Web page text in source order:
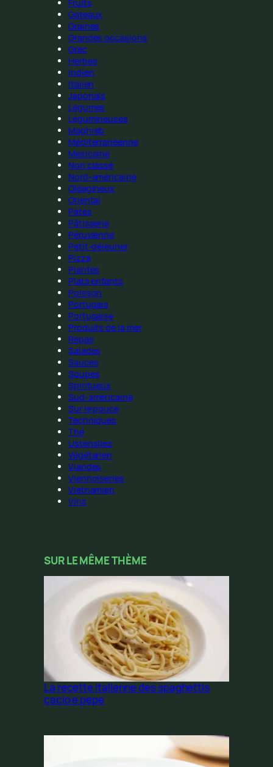
Fruits
Gateaux
Graines
Grandes occasions
Grec
Herbes
Indien
Italien
Japonais
Légumes
Légumineuses
Maghreb
Méditerranéenne
Mexicaine
Non classé
Nord-américaine
Oléagineux
Oriental
Pâtes
Pâtisserie
Péruvienne
Petit-déjeuner
Pizza
Plantes
Plats enfants
Poisson
Portugais
Portugaise
Produits de la mer
Repas
Salades
Sauces
Soupes
Spiritueux
Sud-américaine
Sur le pouce
Techniques
Thé
Ustensiles
Végétarien
Viandes
Viennoiseries
Vietnamien
Vins
SUR LE MÊME THÈME
La recette italienne des spaghettis
cacio e pepe